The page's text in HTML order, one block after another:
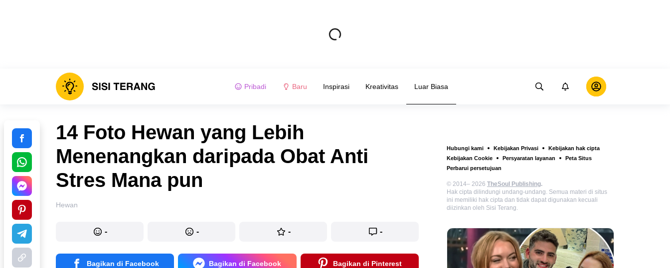
Pribadi Baru Inspirasi Kreativitas Luar Biasa
Hubungi kami Kebijakan Privasi
Kebijakan hak cipta
Kebijakan Cookie
Persyaratan layanan
Peta Situs
Perbarui persetujuan
© 2014– 2026 TheSoul Publishing.
Hak cipta dilindungi undang-undang. Semua materi di situs
ini memiliki hak cipta dan tidak dapat digunakan kecuali
diizinkan oleh Sisi Terang.
14 Foto Hewan yang Lebih
Menenangkan daripada Obat Anti
Stres Mana pun
Hewan
- - - -
Bagikan di Facebook Bagikan di Facebook Bagikan di Pinterest